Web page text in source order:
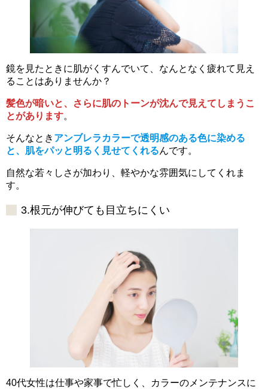
鏡を見たときに肌がくすんでいて、なんとなく疲れて見え
ることはありませんか？
髪色が暗いと、さらに肌のトーンが沈んで見えてしまうこ
とがあります。
そんなとき アンブレラカラーで透明感のある色に染める
と、肌をパッと明るく見せてくれるんです。
自然な若々しさが加わり、軽やかな雰囲気にしてくれま
す。
3.根元が伸びても目立ちにくい
40代女性は仕事や家事で忙しく、カラーのメンテナンスに